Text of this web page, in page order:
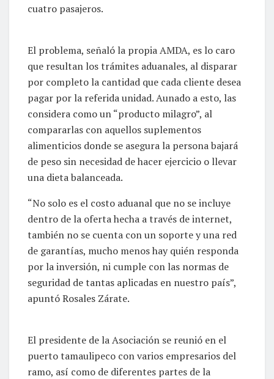
cuatro pasajeros.
El problema, señaló la propia AMDA, es lo caro
que resultan los trámites aduanales, al disparar
por completo la cantidad que cada cliente desea
pagar por la referida unidad. Aunado a esto, las
considera como un “producto milagro”, al
compararlas con aquellos suplementos
alimenticios donde se asegura la persona bajará
de peso sin necesidad de hacer ejercicio o llevar
una dieta balanceada.
“No solo es el costo aduanal que no se incluye
dentro de la oferta hecha a través de internet,
también no se cuenta con un soporte y una red
de garantías, mucho menos hay quién responda
por la inversión, ni cumple con las normas de
seguridad de tantas aplicadas en nuestro país”,
apuntó Rosales Zárate.
El presidente de la Asociación se reunió en el
puerto tamaulipeco con varios empresarios del
ramo, así como de diferentes partes de la